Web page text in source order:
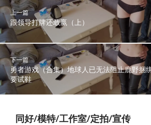
上一篇
跟领导打牌还敢赢（上）
下一篇
勇者游戏（合集）地球人已无法阻止鹿野捆
要试鞋
同好/模特/工作室/定拍/宣传